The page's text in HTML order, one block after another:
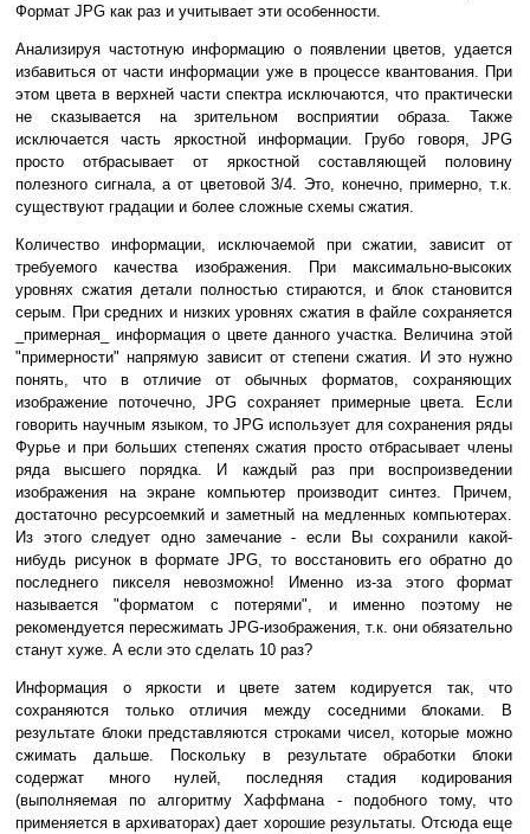
Формат JPG как раз и учитывает эти особенности.
Анализируя частотную информацию о появлении цветов, удается
избавиться от части информации уже в процессе квантования. При
этом цвета в верхней части спектра исключаются, что практически
не сказывается на зрительном восприятии образа. Также
исключается часть яркостной информации. Грубо говоря, JPG
просто отбрасывает от яркостной составляющей половину
полезного сигнала, а от цветовой 3/4. Это, конечно, примерно, т.к.
существуют градации и более сложные схемы сжатия.
Количество информации, исключаемой при сжатии, зависит от
требуемого качества изображения. При максимально-высоких
уровнях сжатия детали полностью стираются, и блок становится
серым. При средних и низких уровнях сжатия в файле сохраняется
_примерная_ информация о цвете данного участка. Величина этой
"примерности" напрямую зависит от степени сжатия. И это нужно
понять, что в отличие от обычных форматов, сохраняющих
изображение поточечно, JPG сохраняет примерные цвета. Если
говорить научным языком, то JPG использует для сохранения ряды
Фурье и при больших степенях сжатия просто отбрасывает члены
ряда высшего порядка. И каждый раз при воспроизведении
изображения на экране компьютер производит синтез. Причем,
достаточно ресурсоемкий и заметный на медленных компьютерах.
Из этого следует одно замечание - если Вы сохранили какой-
нибудь рисунок в формате JPG, то восстановить его обратно до
последнего пикселя невозможно! Именно из-за этого формат
называется "форматом с потерями", и именно поэтому не
рекомендуется пересжимать JPG-изображения, т.к. они обязательно
станут хуже. А если это сделать 10 раз?
Информация о яркости и цвете затем кодируется так, что
сохраняются только отличия между соседними блоками. В
результате блоки представляются строками чисел, которые можно
сжимать дальше. Поскольку в результате обработки блоки
содержат много нулей, последняя стадия кодирования
(выполняемая по алгоритму Хаффмана - подобного тому, что
применяется в архиваторах) дает хорошие результаты. Отсюда еще